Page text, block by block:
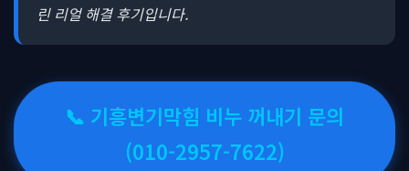
린 리얼 해결 후기입니다.
📞 기흥변기막힘 비누 꺼내기 문의
(010-2957-7622)